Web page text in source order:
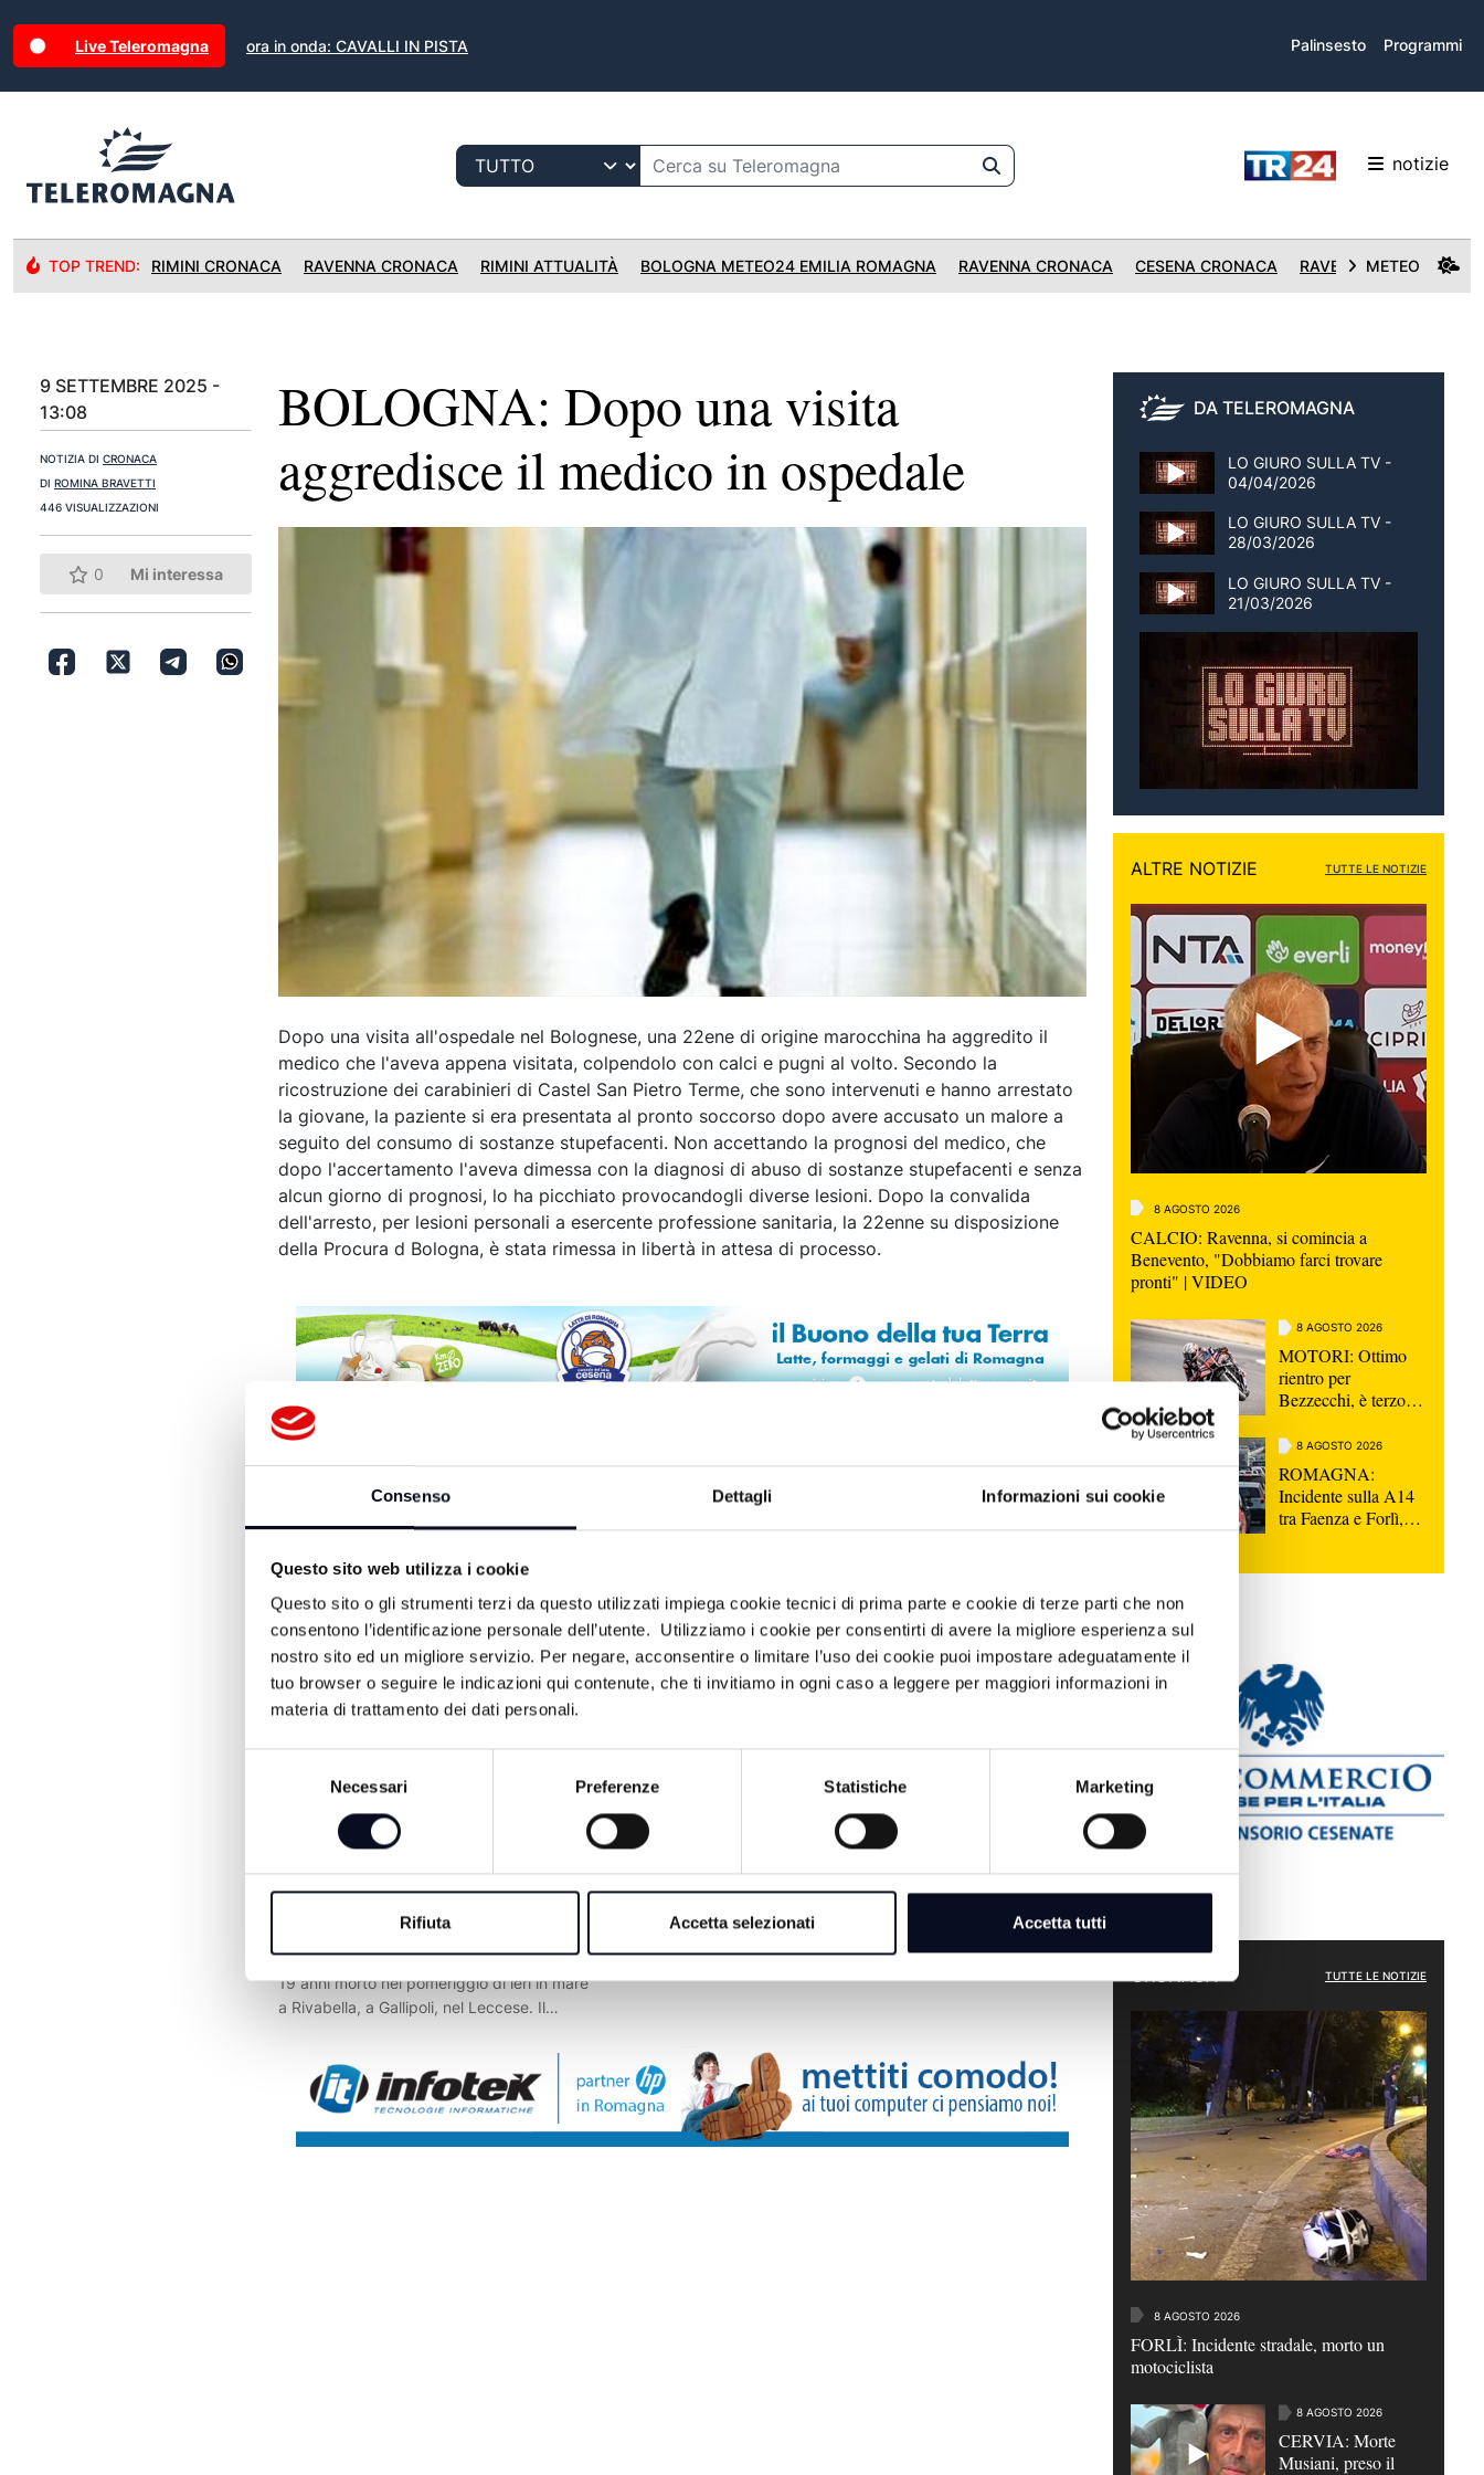
Consenso Dettagli Informazioni sui cookie
Questo sito web utilizza i cookie
Questo sito o gli strumenti terzi da questo utilizzati impiega cookie tecnici di prima parte e cookie di terze parti che non
consentono l’identificazione personale dell’utente. Utilizziamo i cookie per consentirti di avere la migliore esperienza sul
nostro sito ed un migliore servizio. Per negare, acconsentire o limitare l’uso dei cookie puoi impostare adeguatamente il
tuo browser o seguire le indicazioni qui contenute, che ti invitiamo in ogni caso a leggere per maggiori informazioni in
materia di trattamento dei dati personali.
Necessari Preferenze Statistiche Marketing
Rifiuta Accetta selezionati Accetta tutti
Live Teleromagna ora in onda: CAVALLI IN PISTA Palinsesto Programmi
notizie
TOP TREND: RIMINI CRONACA RAVENNA CRONACA RIMINI ATTUALITÀ BOLOGNA METEO24 EMILIA ROMAGNA RAVENNA CRONACA CESENA CRONACA RAVENNA CRONACA
METEO
9 SETTEMBRE 2025 -
13:08
NOTIZIA DI CRONACA
DI ROMINA BRAVETTI
446 VISUALIZZAZIONI
0 Mi interessa
BOLOGNA: Dopo una visita
aggredisce il medico in ospedale
Dopo una visita all'ospedale nel Bolognese, una 22ene di origine marocchina ha aggredito il
medico che l'aveva appena visitata, colpendolo con calci e pugni al volto. Secondo la
ricostruzione dei carabinieri di Castel San Pietro Terme, che sono intervenuti e hanno arrestato
la giovane, la paziente si era presentata al pronto soccorso dopo avere accusato un malore a
seguito del consumo di sostanze stupefacenti. Non accettando la prognosi del medico, che
dopo l'accertamento l'aveva dimessa con la diagnosi di abuso di sostanze stupefacenti e senza
alcun giorno di prognosi, lo ha picchiato provocandogli diverse lesioni. Dopo la convalida
dell'arresto, per lesioni personali a esercente professione sanitaria, la 22enne su disposizione
della Procura d Bologna, è stata rimessa in libertà in attesa di processo.
ALTRE NOTIZIE DI CRONACA
GALLIPOLI: Ragazzo
19enne morto in mare, era
nipote consigliera E-R Elena
Si chiamava Tommaso Ugolini, il ragazzo di
19 anni morto nel pomeriggio di ieri in mare
a Rivabella, a Gallipoli, nel Leccese. Il
candidata alla presidenza della Regione per
il centrodestra alla scorse elezioni, ed era in
vacanza in Salento con alcuni amici. Il
giovane stava facendo il bagno insieme a un
RAVENNA: Spiagge pubbliche
trasformate in depositi ed
occupate in modo illecito | FOTO
denunciata
8 AGOSTO 2026
RICCIONE: Ballo abusivo e feste
a pagamento senza licenza, locale
DA TELEROMAGNA
LO GIURO SULLA TV -
04/04/2026
LO GIURO SULLA TV -
28/03/2026
LO GIURO SULLA TV -
21/03/2026
ALTRE NOTIZIE TUTTE LE NOTIZIE
8 AGOSTO 2026
CALCIO: Ravenna, si comincia a
Benevento, "Dobbiamo farci trovare
pronti" | VIDEO
8 AGOSTO 2026
MOTORI: Ottimo
rientro per
Bezzecchi, è terzo
Silverstone
8 AGOSTO 2026
ROMAGNA:
Incidente sulla A14
tra Faenza e Forlì,
CRONACA TUTTE LE NOTIZIE
8 AGOSTO 2026
FORLÌ: Incidente stradale, morto un
motociclista
8 AGOSTO 2026
CERVIA: Morte
Musiani, preso il